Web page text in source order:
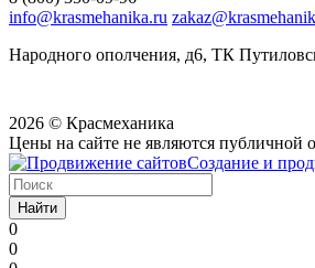
info@krasmehanika.ru
Народного ополчения, д6, ТК
2026 © Красмеханика
Цены на сайте не являются публичной
Создание и
Найти
0
0